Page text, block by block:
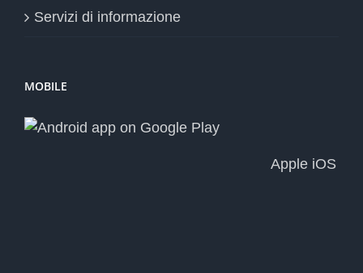
Servizi di informazione
MOBILE
Apple iOS